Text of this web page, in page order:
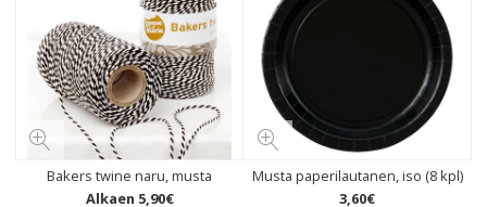
Bakers twine naru, musta
Alkaen 5,90€
Musta paperilautanen, iso (8 kpl)
3,60€